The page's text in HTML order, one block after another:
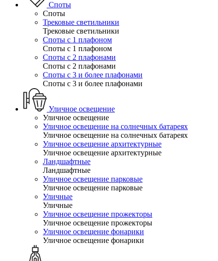
Споты
Споты
Трековые светильники
Трековые светильники
Споты с 1 плафоном
Споты с 1 плафоном
Споты с 2 плафонами
Споты с 2 плафонами
Споты с 3 и более плафонами
Споты с 3 и более плафонами
Уличное освещение
Уличное освещение
Уличное освещение на солнечных батареях
Уличное освещение на солнечных батареях
Уличное освещение архитектурные
Уличное освещение архитектурные
Ландшафтные
Ландшафтные
Уличное освещение парковые
Уличное освещение парковые
Уличные
Уличные
Уличное освещение прожекторы
Уличное освещение прожекторы
Уличное освещение фонарики
Уличное освещение фонарики